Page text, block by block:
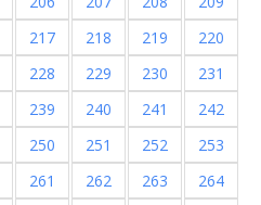
217 218 219
220
228 229 230
231
239 240 241
242
250 251 252
253
261 262 263
264